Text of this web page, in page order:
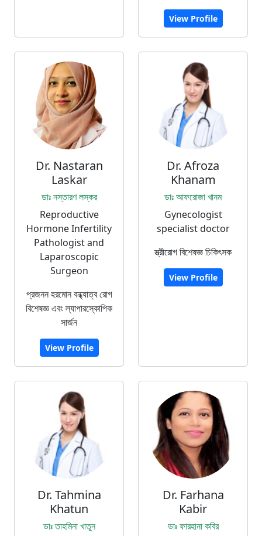
View Profile
Dr. Nastaran
Laskar
ডাঃ নস্তারণ লস্কর
Reproductive
Hormone Infertility
Pathologist and
Laparoscopic
Surgeon
প্রজনন হরমোন বন্ধ্যাত্ব রোগ
বিশেষজ্ঞ এবং ল্যাপারস্কোপিক
সার্জন
View Profile
Dr. Afroza
Khanam
ডাঃ আফরোজা খানম
Gynecologist
specialist doctor
স্ত্রীরোগ বিশেষজ্ঞ চিকিৎসক
View Profile
Dr. Tahmina
Khatun
ডাঃ তাহমিনা খাতুন
Dr. Farhana
Kabir
ডাঃ ফারহানা কবির